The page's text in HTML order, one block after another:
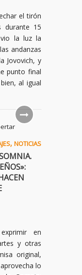
el tirón
durante 15
la luz la
andanzas
Jovovich, y
punto final
al igual
, NOTICIAS
en
y otras
original,
lo